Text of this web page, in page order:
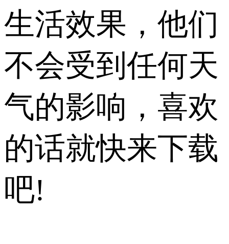
生活效果，他们
不会受到任何天
气的影响，喜欢
的话就快来下载
吧!